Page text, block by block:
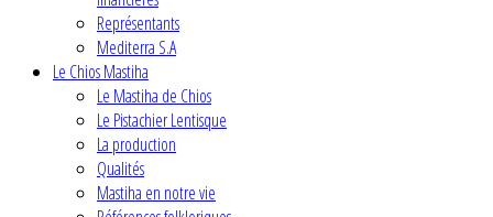
Représentants
Mediterra S.A
Le Chios Mastiha
Le Mastiha de Chios
Le Pistachier Lentisque
La production
Qualités
Mastiha en notre vie